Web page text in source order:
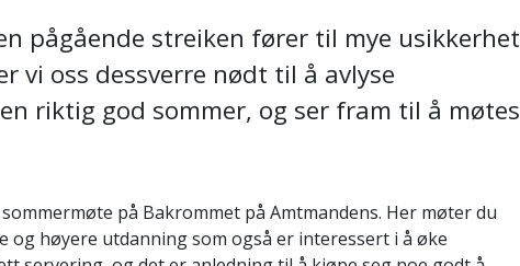
pågående streiken fører til mye usikkerhet
vi oss dessverre nødt til å avlyse
riktig god sommer, og ser fram til å møtes
på Bakrommet på Amtmandens. Her møter du
høyere utdanning som også er interessert i å øke